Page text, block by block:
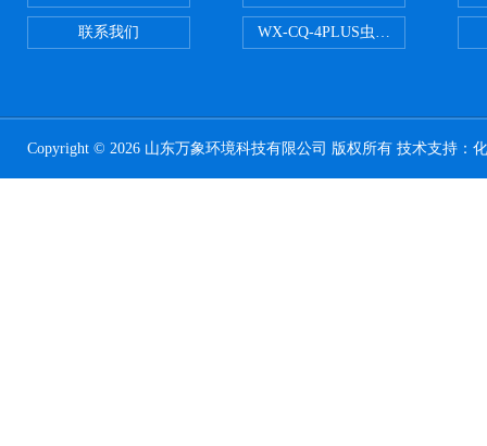
联系我们 WX-CQ-4PLUS虫情测报灯
Copyright © 2026 山东万象环境科技有限公司 版权所有 技术支持：